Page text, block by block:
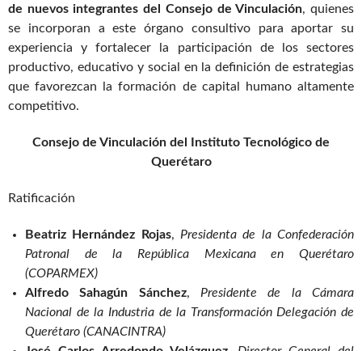
de nuevos integrantes del Consejo de Vinculación, quienes
se incorporan a este órgano consultivo para aportar su
experiencia y fortalecer la participación de los sectores
productivo, educativo y social en la definición de estrategias
que favorezcan la formación de capital humano altamente
competitivo.
Consejo de Vinculación del Instituto Tecnológico de
Querétaro
Ratificación
Beatriz Hernández Rojas,Presidenta de la Confederación
Patronal de la República Mexicana en Querétaro
(COPARMEX)
Alfredo Sahagún Sánchez,Presidente de la Cámara
Nacional de la Industria de la Transformación Delegación de
Querétaro (CANACINTRA)